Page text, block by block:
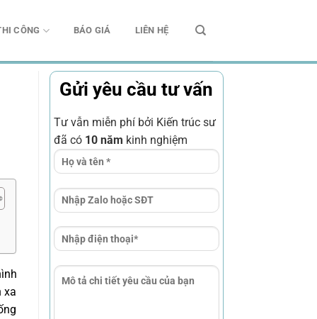
CÔNG BÁO GIÁ LIÊN HỆ
xa
Gửi yêu cầu tư vấn
Tư vẫn miễn phí bởi Kiến trúc sư
đã có 10 năm kinh nghiệm